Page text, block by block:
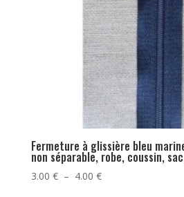
Fermeture à glissière bleu
non séparable, robe, coussin,
3.00 € – 4.00 €Plage